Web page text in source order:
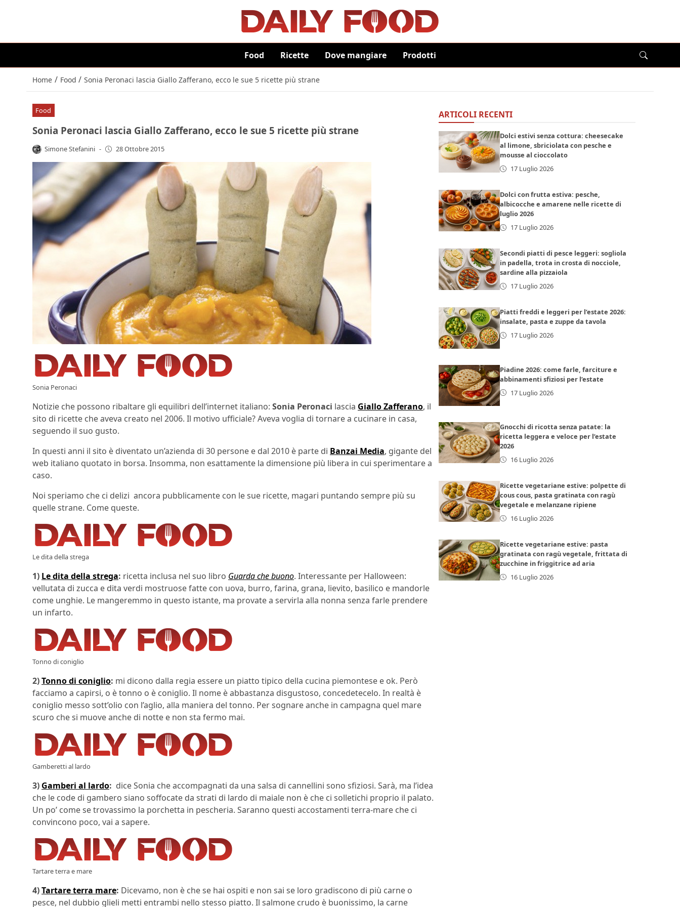
Food Ricette Dove mangiare Prodotti
Home / Food / Sonia Peronaci lascia Giallo Zafferano, ecco le sue 5 ricette più strane
Food
Sonia Peronaci lascia Giallo Zafferano, ecco le sue 5 ricette più strane
Simone Stefanini - 28 Ottobre 2015
Sonia Peronaci
Notizie che possono ribaltare gli equilibri dell’internet italiano: Sonia Peronaci lascia Giallo Zafferano, il
sito di ricette che aveva creato nel 2006. Il motivo ufficiale? Aveva voglia di tornare a cucinare in casa,
seguendo il suo gusto.
In questi anni il sito è diventato un’azienda di 30 persone e dal 2010 è parte di Banzai Media, gigante del
web italiano quotato in borsa. Insomma, non esattamente la dimensione più libera in cui sperimentare a
caso.
Noi speriamo che ci delizi ancora pubblicamente con le sue ricette, magari puntando sempre più su
quelle strane. Come queste.
Le dita della strega
1) Le dita della strega: ricetta inclusa nel suo libro Guarda che buono. Interessante per Halloween:
vellutata di zucca e dita verdi mostruose fatte con uova, burro, farina, grana, lievito, basilico e mandorle
come unghie. Le mangeremmo in questo istante, ma provate a servirla alla nonna senza farle prendere
un infarto.
Tonno di coniglio
2)Tonno di coniglio: mi dicono dalla regia essere un piatto tipico della cucina piemontese e ok. Però
facciamo a capirsi, o è tonno o è coniglio. Il nome è abbastanza disgustoso, concedetecelo. In realtà è
coniglio messo sott’olio con l’aglio, alla maniera del tonno. Per sognare anche in campagna quel mare
scuro che si muove anche di notte e non sta fermo mai.
Gamberetti al lardo
3) Gamberi al lardo: dice Sonia che accompagnati da una salsa di cannellini sono sfiziosi. Sarà, ma l’idea
che le code di gambero siano soffocate da strati di lardo di maiale non è che ci solletichi proprio il palato.
Un po’ come se trovassimo la porchetta in pescheria. Saranno questi accostamenti terra-mare che ci
convincono poco, vai a sapere.
Tartare terra e mare
4)Tartare terra mare: Dicevamo, non è che se hai ospiti e non sai se loro gradiscono di più carne o
pesce, nel dubbio glieli metti entrambi nello stesso piatto. Il salmone crudo è buonissimo, la carne
ARTICOLI RECENTI
Dolci estivi senza cottura: cheesecake
al limone, sbriciolata con pesche e
mousse al cioccolato
17 Luglio 2026
Dolci con frutta estiva: pesche,
albicocche e amarene nelle ricette di
luglio 2026
17 Luglio 2026
Secondi piatti di pesce leggeri: sogliola
in padella, trota in crosta di nocciole,
sardine alla pizzaiola
17 Luglio 2026
Piatti freddi e leggeri per l’estate 2026:
insalate, pasta e zuppe da tavola
17 Luglio 2026
Piadine 2026: come farle, farciture e
abbinamenti sfiziosi per l’estate
17 Luglio 2026
Gnocchi di ricotta senza patate: la
ricetta leggera e veloce per l’estate
2026
16 Luglio 2026
Ricette vegetariane estive: polpette di
cous cous, pasta gratinata con ragù
vegetale e melanzane ripiene
16 Luglio 2026
Ricette vegetariane estive: pasta
gratinata con ragù vegetale, frittata di
zucchine in friggitrice ad aria
16 Luglio 2026